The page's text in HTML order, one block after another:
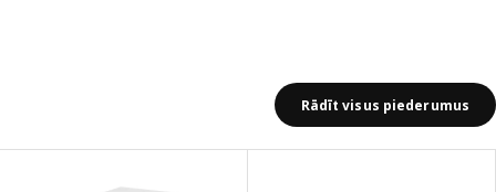
Rādīt visus piederumus